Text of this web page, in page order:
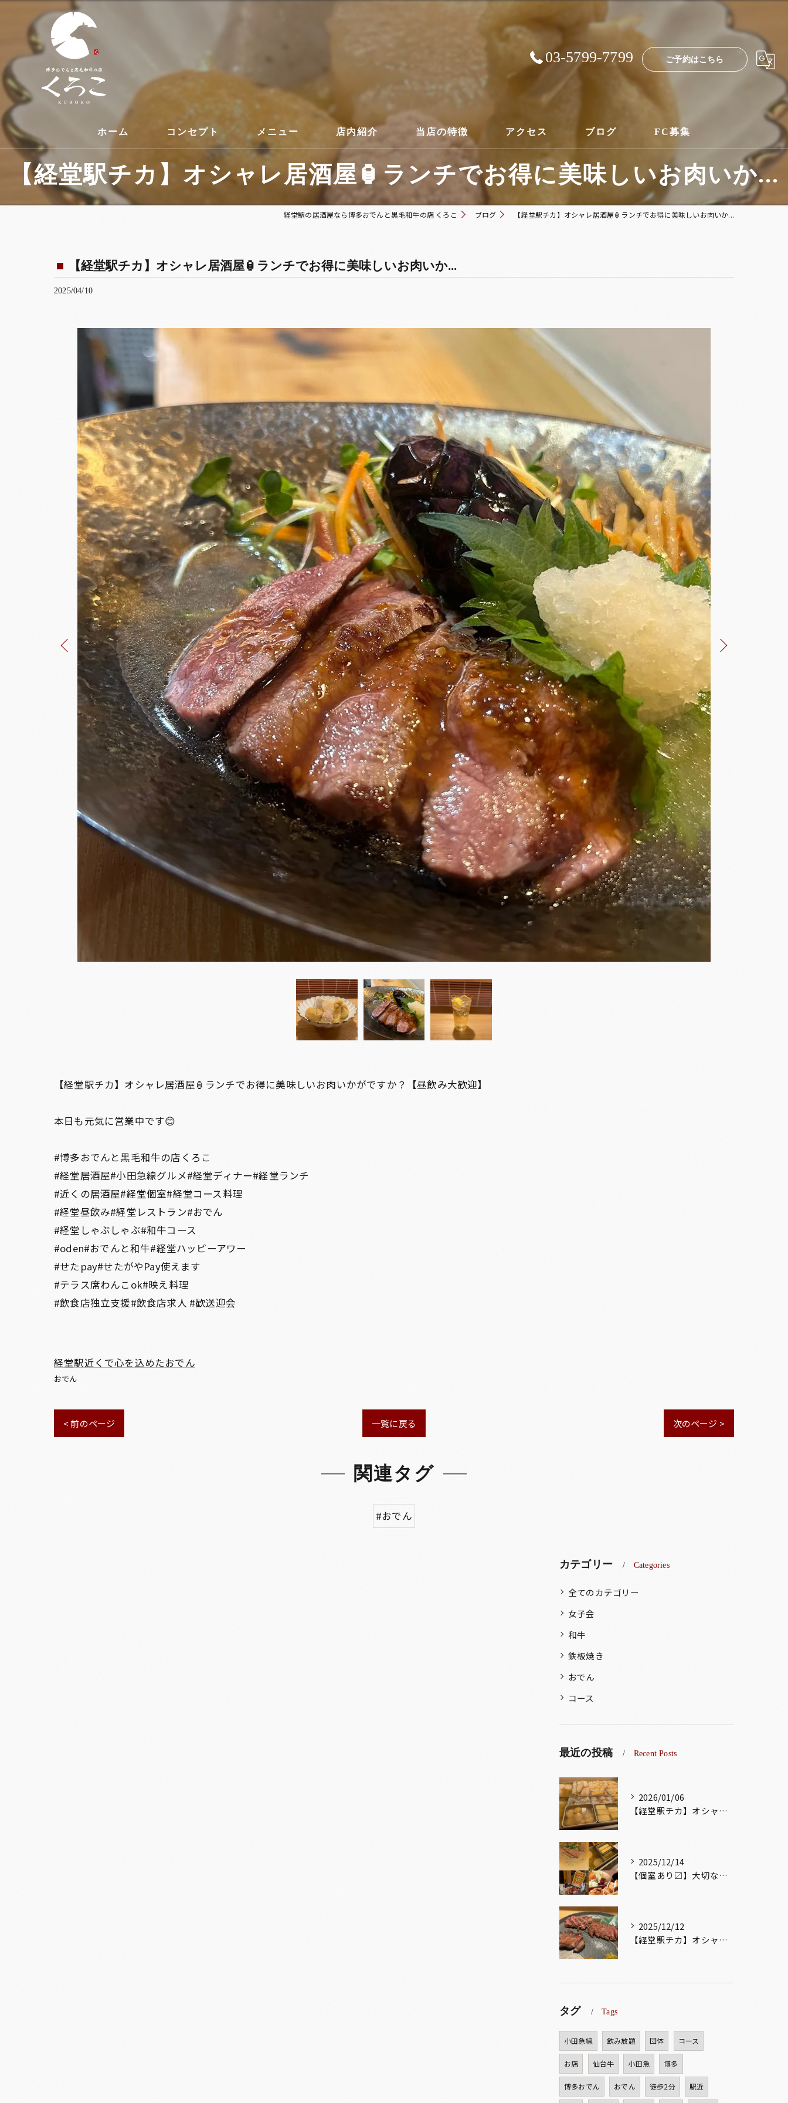
03-5799-7799 ご予約はこちら
ホーム コンセプト メニュー 店内紹介 当店の特徴
コース
アクセス ブログ FC募集
【経堂駅チカ】オシャレ居酒屋🏮ランチでお得に美味しいお肉いか...
経堂駅の居酒屋なら博多おでんと黒毛和牛の店 くろこ ブログ 【経堂駅チカ】オシャレ居酒屋🏮ランチでお得に美味しいお肉いか...
【経堂駅チカ】オシャレ居酒屋🏮ランチでお得に美味しいお肉いか...
2025/04/10
【経堂駅チカ】オシャレ居酒屋🏮ランチでお得に美味しいお肉いかがですか？【昼飲み大歓迎】
本日も元気に営業中です😊
#博多おでんと黒毛和牛の店くろこ
#経堂居酒屋#小田急線グルメ#経堂ディナー#経堂ランチ
#近くの居酒屋#経堂個室#経堂コース料理
#経堂昼飲み#経堂レストラン#おでん
#経堂しゃぶしゃぶ#和牛コース
#oden#おでんと和牛#経堂ハッピーアワー
#せたpay#せたがやPay使えます
#テラス席わんこok#映え料理
#飲食店独立支援#飲食店求人 #歓送迎会
経堂駅近くで心を込めたおでん
おでん
< 前のページ 一覧に戻る 次のページ >
関連タグ
#おでん
カテゴリー Categories
全てのカテゴリー
女子会
和牛
鉄板焼き
おでん
コース
最近の投稿 Recent Posts
2026/01/06
【経堂駅チカ】オシャレ居酒屋🏮出汁が美味しいおでんがオススメ...
2025/12/14
【個室あり〼】大切な記念日、お祝い事でのご来店ぜひお待ちして...
2025/12/12
【経堂駅チカ】オシャレ居酒屋🏮自慢のお肉が楽しめる🐃お得なコ...
タグ Tags
小田急線 飲み放題 団体 コース
お店 仙台牛 小田急 博多
博多おでん おでん 徒歩2分 駅近